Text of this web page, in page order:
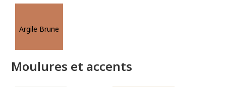
Argile Brune
Moulures et accents